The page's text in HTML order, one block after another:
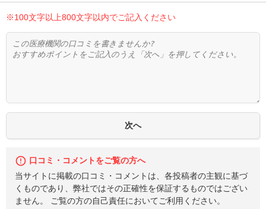
※100文字以上800文字以内でご記入ください
口コミ・コメントをご覧の方へ
当サイトに掲載の口コミ・コメントは、各投稿者の主観に基づ
くものであり、弊社ではその正確性を保証するものではござい
ません。 ご覧の方の自己責任においてご利用ください。